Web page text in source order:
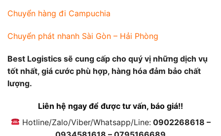
Chuyển hàng đi Campuchia
Chuyển phát nhanh Sài Gòn – Hải Phòng
Best Logistics sẽ cung cấp cho quý vị những dịch vụ
tốt nhất, giá cước phù hợp, hàng hóa đảm bảo chất
lượng.
Liên hệ ngay để được tư vấn, báo giá!!
Hotline/Zalo/Viber/Whatsapp/Line:0902268618 –